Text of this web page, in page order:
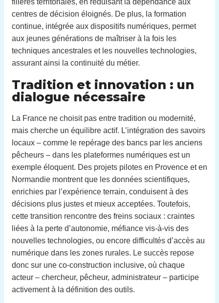
filières territoriales, en réduisant la dépendance aux
centres de décision éloignés. De plus, la formation
continue, intégrée aux dispositifs numériques, permet
aux jeunes générations de maîtriser à la fois les
techniques ancestrales et les nouvelles technologies,
assurant ainsi la continuité du métier.
Tradition et innovation : un
dialogue nécessaire
La France ne choisit pas entre tradition ou modernité,
mais cherche un équilibre actif. L’intégration des savoirs
locaux – comme le repérage des bancs par les anciens
pêcheurs – dans les plateformes numériques est un
exemple éloquent. Des projets pilotes en Provence et en
Normandie montrent que les données scientifiques,
enrichies par l’expérience terrain, conduisent à des
décisions plus justes et mieux acceptées. Toutefois,
cette transition rencontre des freins sociaux : craintes
liées à la perte d’autonomie, méfiance vis-à-vis des
nouvelles technologies, ou encore difficultés d’accès au
numérique dans les zones rurales. Le succès repose
donc sur une co-construction inclusive, où chaque
acteur – chercheur, pêcheur, administrateur – participe
activement à la définition des outils.